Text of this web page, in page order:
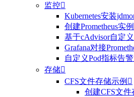
监控
Kubernetes安装
创建Prometheus实
基于cAdvisor自定
Grafana对接
自定义Pod指标告
存储
CFS文件存储示例 
创建CFS文件